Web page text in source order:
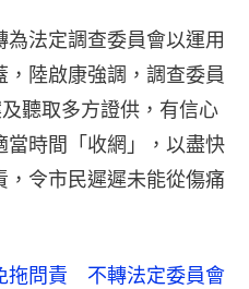
法定調查委員會以運用
陸啟康強調，調查委員
聽取多方證供，有信心
時間「收網」，以盡快
令市民遲遲未能從傷痛
拖問責 不轉法定委員會